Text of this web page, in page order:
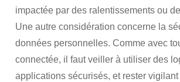
impactée par des ralentissements ou
Une autre considération concerne la
données personnelles. Comme avec
connectée, il faut veiller à utiliser des
applications sécurisés, et rester